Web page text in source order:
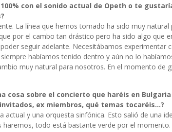
con el sonido actual de Opeth o te
La línea que hemos tomado ha sido muy natural
por el cambo tan drástico pero ha sido algo que
seguir adelante. Necesitábamos experimentar
habíamos tenido dentro y aún no lo
muy natural para nosotros. En el momento de
cosa sobre el concierto que haréis en
ex miembros, qué temas tocaréis…?
actual y una orquesta sinfónica. Esto salió de una
haremos, todo está bastante verde por el